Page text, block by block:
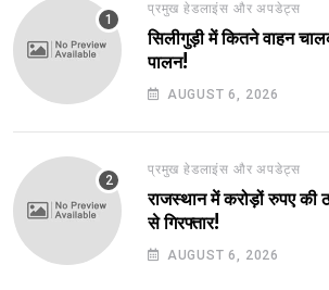
प्रमुख हेडलाइंस और अपडेट्स
सिलीगुड़ी में कितने वाहन
पालन!
AUGUST 6, 2026
प्रमुख हेडलाइंस और अपडेट्स
राजस्थान में करोड़ों रुपए की
से गिरफ्तार!
AUGUST 6, 2026